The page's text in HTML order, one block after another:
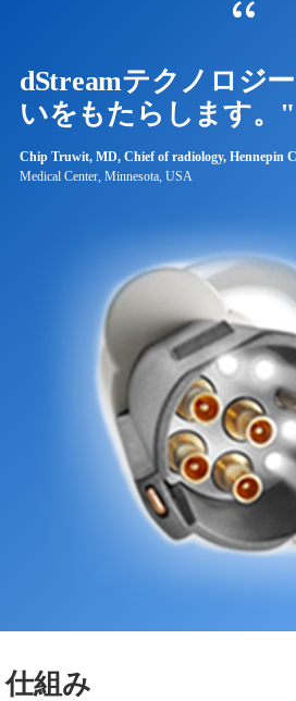
dStreamテクノロジ
いをもたらします。"
Chip Truwit, MD, Chief of radiology, Hennepin
Medical Center, Minnesota, USA
仕組み